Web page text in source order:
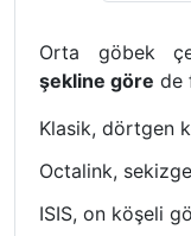
Orta göbek
şekline göre de
Klasik, dörtgen
Octalink,
ISIS, on köşeli